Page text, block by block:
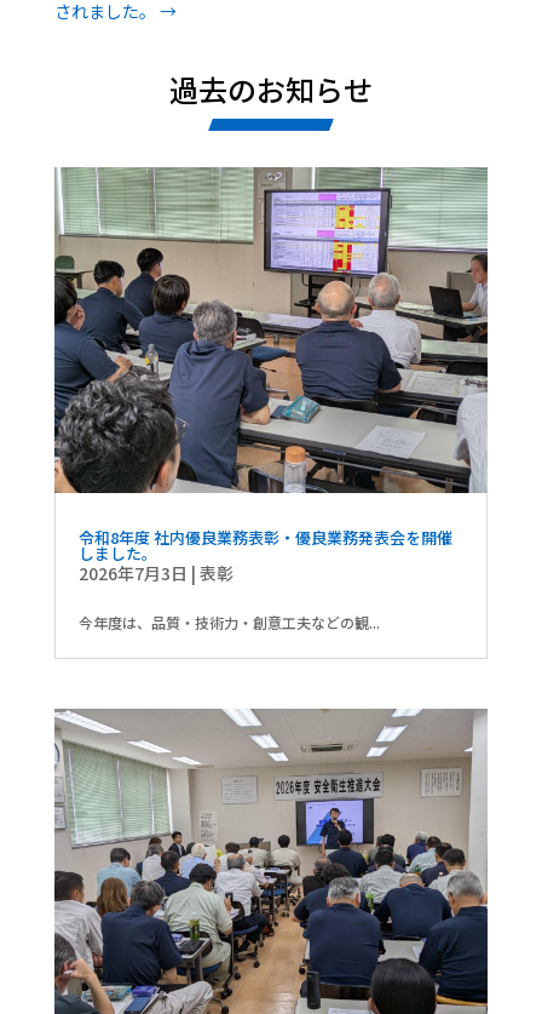
されました。 →
過去のお知らせ
令和8年度 社内優良業務表彰・優良業務発表会を開催
しました。
2026年7月3日 | 表彰
今年度は、品質・技術力・創意工夫などの観...